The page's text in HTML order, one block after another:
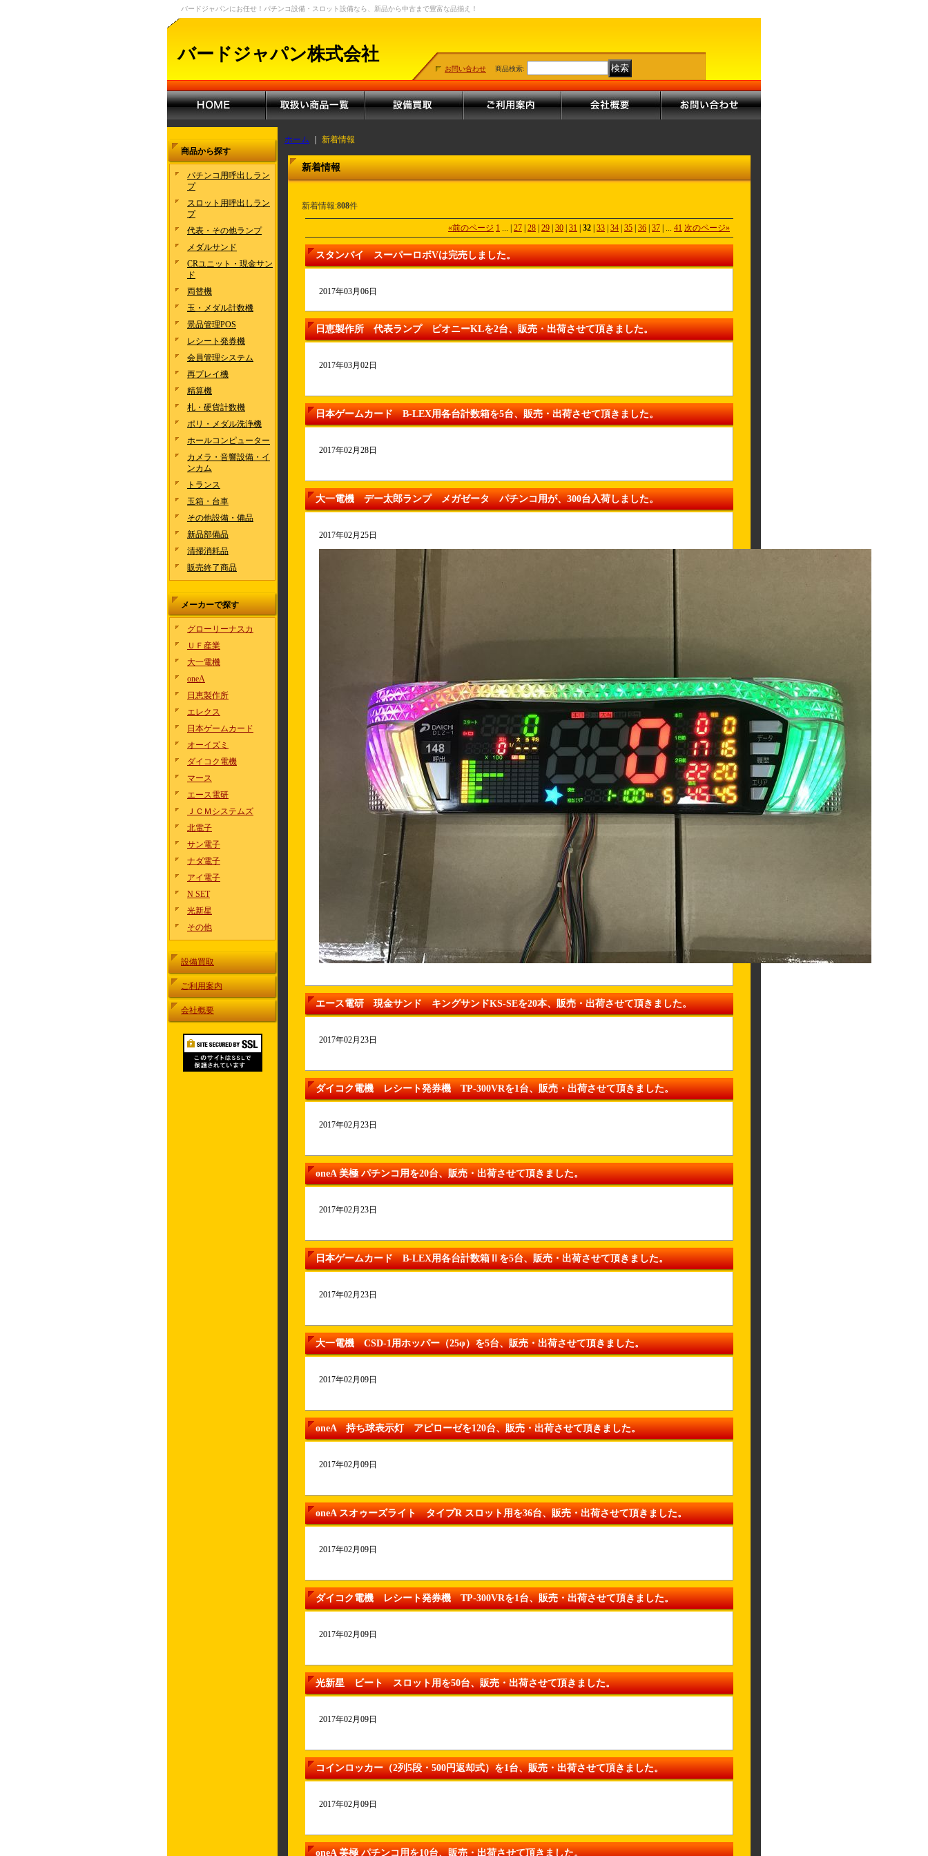
バードジャパンにお任せ！パチンコ設備・スロット設備なら、新品から中古まで豊富な品揃え！
バードジャパン株式会社
お問い合わせ 商品検索:
商品から探す
パチンコ用呼出しラン
プ
スロット用呼出しラン
プ
代表・その他ランプ
メダルサンド
CRユニット・現金サン
ド
両替機
玉・メダル計数機
景品管理POS
レシート発券機
会員管理システム
再プレイ機
精算機
札・硬貨計数機
ポリ・メダル洗浄機
ホールコンピューター
カメラ・音響設備・イ
ンカム
トランス
玉箱・台車
その他設備・備品
新品部備品
清掃消耗品
販売終了商品
メーカーで探す
グローリーナスカ
ＵＦ産業
大一電機
oneA
日恵製作所
エレクス
日本ゲームカード
オーイズミ
ダイコク電機
マース
エース電研
ＪＣＭシステムズ
北電子
サン電子
ナダ電子
アイ電子
N SET
光新星
その他
設備買取
ご利用案内
会社概要
ホーム 新着情報
新着情報
新着情報:808件
«前のページ 1 ... 27 28 29 30 31 32 33 34 35 36 37 ... 41 次のページ»
スタンバイ スーパーロボVは完売しました。
2017年03月06日
日恵製作所 代表ランプ ピオニーKLを2台、販売・出荷させて頂きました。
2017年03月02日
日本ゲームカード B-LEX用各台計数箱を5台、販売・出荷させて頂きました。
2017年02月28日
大一電機 デー太郎ランプ メガゼータ パチンコ用が、300台入荷しました。
2017年02月25日
エース電研 現金サンド キングサンドKS-SEを20本、販売・出荷させて頂きました。
2017年02月23日
ダイコク電機 レシート発券機 TP-300VRを1台、販売・出荷させて頂きました。
2017年02月23日
oneA 美極 パチンコ用を20台、販売・出荷させて頂きました。
2017年02月23日
日本ゲームカード B-LEX用各台計数箱Ⅱを5台、販売・出荷させて頂きました。
2017年02月23日
大一電機 CSD-1用ホッパー（25φ）を5台、販売・出荷させて頂きました。
2017年02月09日
oneA 持ち球表示灯 アピローゼを120台、販売・出荷させて頂きました。
2017年02月09日
oneA スオゥーズライト タイプR スロット用を36台、販売・出荷させて頂きました。
2017年02月09日
ダイコク電機 レシート発券機 TP-300VRを1台、販売・出荷させて頂きました。
2017年02月09日
光新星 ビート スロット用を50台、販売・出荷させて頂きました。
2017年02月09日
コインロッカー（2列5段・500円返却式）を1台、販売・出荷させて頂きました。
2017年02月09日
oneA 美極 パチンコ用を10台、販売・出荷させて頂きました。